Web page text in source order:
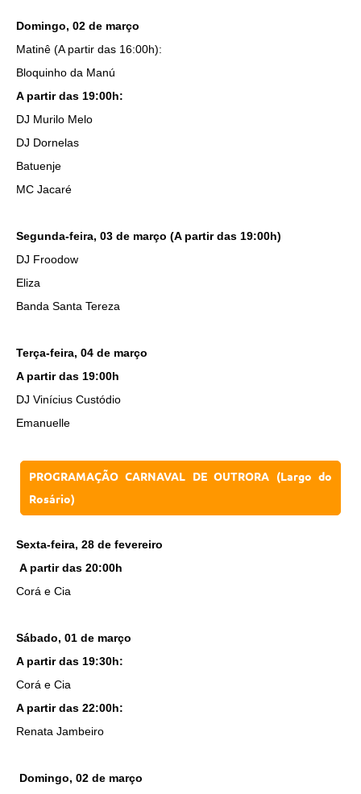
Domingo, 02 de março
Matinê (A partir das 16:00h):
Bloquinho da Manú
A partir das 19:00h:
DJ Murilo Melo
DJ Dornelas
Batuenje
MC Jacaré
Segunda-feira, 03 de março (A partir das 19:00h)
DJ Froodow
Eliza
Banda Santa Tereza
Terça-feira, 04 de março
A partir das 19:00h
DJ Vinícius Custódio
Emanuelle
PROGRAMAÇÃO CARNAVAL DE OUTRORA (Largo do
Rosário)
Sexta-feira, 28 de fevereiro
A partir das 20:00h
Corá e Cia
Sábado, 01 de março
A partir das 19:30h:
Corá e Cia
A partir das 22:00h:
Renata Jambeiro
Domingo, 02 de março